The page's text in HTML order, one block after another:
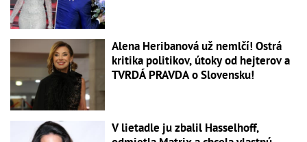
Alena Heribanová už nemlčí! Ostrá
kritika politikov, útoky od hejterov a
TVRDÁ PRAVDA o Slovensku!
V lietadle ju zbalil Hasselhoff,